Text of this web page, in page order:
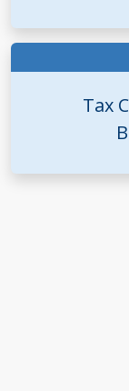
Tax